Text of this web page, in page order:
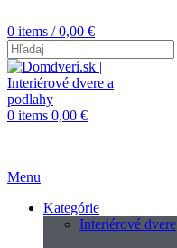
0 items / 0,00 €
0 items 0,00 €
Menu
Kategórie
Interiérové dvere